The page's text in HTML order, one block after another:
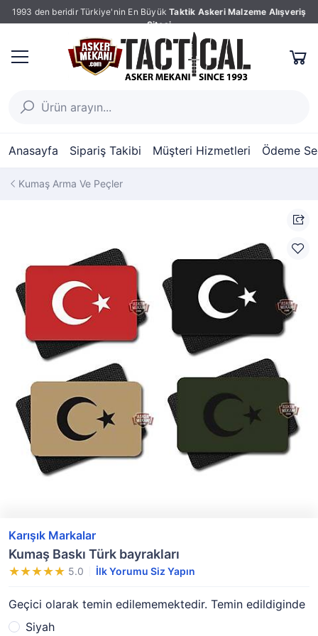
1993 den beridir Türkiye'nin En Büyük Taktik Askeri Malzeme Alışveriş
Sitesi
Anasayfa Sipariş Takibi Müşteri Hizmetleri Ödeme
Kumaş Arma Ve Peçler
Karışık Markalar
Kumaş Baskı Türk bayrakları
5.0 İlk Yorumu Siz Yapın
Geçici olarak temin edilememektedir. Temin edildiginde
Siyah